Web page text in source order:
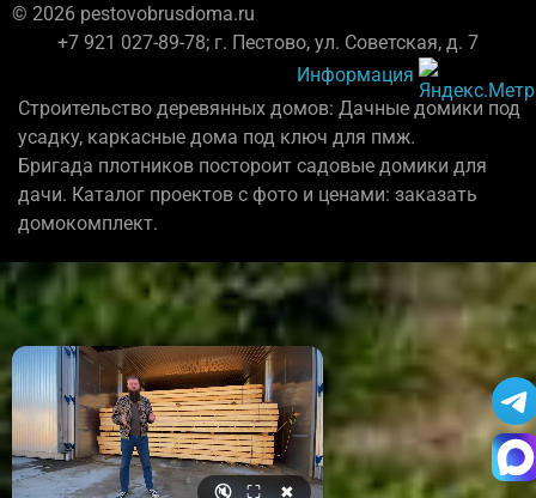
© 2026 pestovobrusdoma.ru
+7 921 027-89-78; г. Пестово, ул. Советская, д. 7
Информация
Строительство деревянных домов: Дачные домики под
усадку, каркасные дома под ключ для пмж.
Бригада плотников постороит садовые домики для
дачи. Каталог проектов с фото и ценами: заказать
домокомплект.
🔇 ⛶ ✖